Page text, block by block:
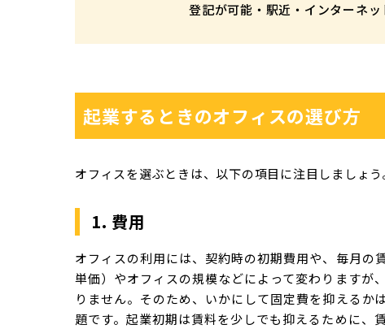
登記が可能・駅近・インターネッ
起業するときのオフィスの選び方
オフィスを選ぶときは、以下の項目に注目しましょう
1. 費用
オフィスの利用には、契約時の初期費用や、毎月の
単価）やオフィスの規模などによって変わりますが
りません。そのため、いかにして固定費を抑える
題です。起業初期は賃料を少しでも抑えるために、